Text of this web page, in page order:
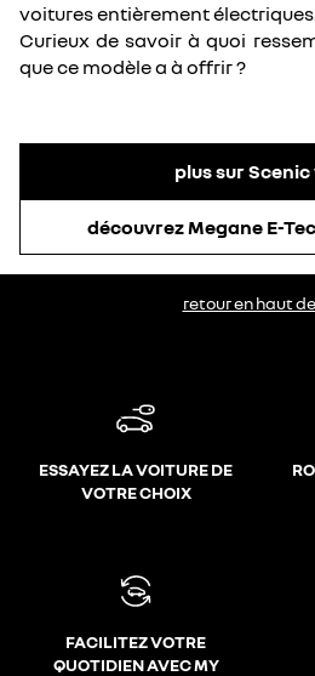
voitures entièrement
Curieux de savoir à quoi
que ce modèle a à offrir ?
plus sur
découvrez Megane E-
retour en haut
ESSAYEZ LA VOITURE DE
VOTRE CHOIX
FACILITEZ VOTRE
QUOTIDIEN AVEC MY